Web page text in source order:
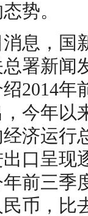
势。
，国
署新闻
2014年
今年以
济运行
出口呈现
前三季
币，比